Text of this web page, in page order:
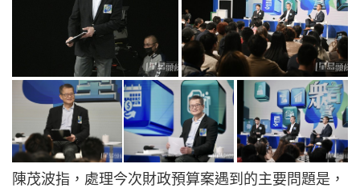
陳茂波指，處理今次財政預算案遇到的主要問題是，